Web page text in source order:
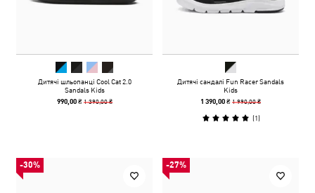
Дитячі шльопанці Cool Cat 2.0
Sandals Kids
990,00 ₴ 1 390,00 ₴
Дитячі сандалі Fun Racer Sandals
Kids
1 390,00 ₴1 990,00 ₴
(1)
-30% -27%